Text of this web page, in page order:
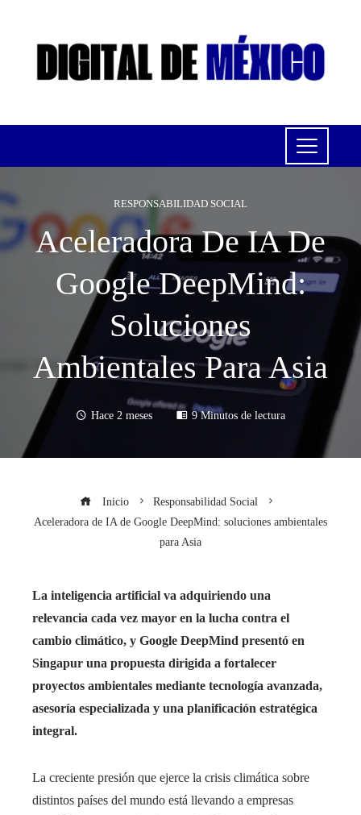
RESPONSABILIDAD SOCIAL
Aceleradora De IA De
Google DeepMind:
Soluciones
Ambientales Para Asia
Hace 2 meses 9 Minutos de lectura
Inicio
Responsabilidad Social
Aceleradora de IA de Google DeepMind: soluciones ambientales
para Asia
La inteligencia artificial va adquiriendo una
relevancia cada vez mayor en la lucha contra el
cambio climático, y Google DeepMind presentó en
Singapur una propuesta dirigida a fortalecer
proyectos ambientales mediante tecnología avanzada,
asesoría especializada y una planificación estratégica
integral.
La creciente presión que ejerce la crisis climática sobre
distintos países del mundo está llevando a empresas